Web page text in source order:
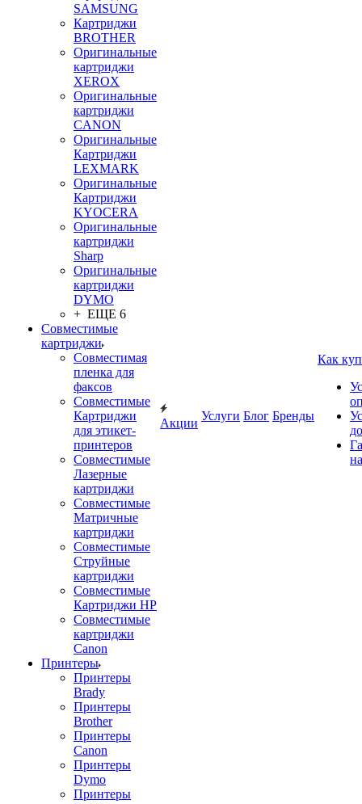
SAMSUNG
Картриджи
BROTHER
Оригинальные
картриджи
XEROX
Оригинальные
картриджи
CANON
Оригинальные
Картриджи
LEXMARK
Оригинальные
Картриджи
KYOCERA
Оригинальные
картриджи
Sharp
Оригинальные
картриджи
DYMO
+ ЕЩЕ 6
Совместимые
картриджи
Совместимая
пленка для
факсов
Совместимые
Картриджи
для этикет-
принтеров
Совместимые
Лазерные
картриджи
Совместимые
Матричные
картриджи
Совместимые
Струйные
картриджи
Совместимые
Картриджи HP
Совместимые
картриджи
Canon
Принтеры
Принтеры
Brady
Принтеры
Brother
Принтеры
Canon
Принтеры
Dymo
Принтеры
Акции
Услуги Блог Бренды
Как